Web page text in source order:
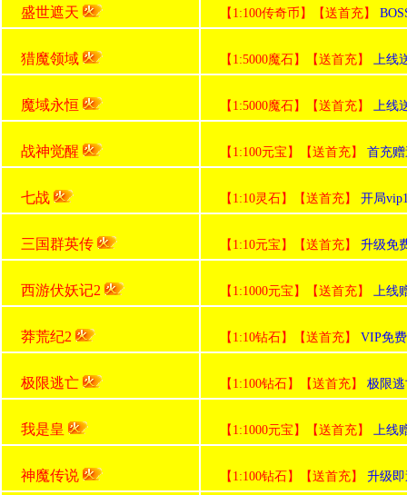
盛世遮天 【1:100传奇币】【送首充】
猎魔领域 【1:5000魔石】【送首充】 上线
魔域永恒 【1:5000魔石】【送首充】 上线
战神觉醒 【1:100元宝】【送首充】 首充
七战 【1:10灵石】【送首充】 开局
三国群英传 【1:10元宝】【送首充】 升级免
西游伏妖记2 【1:1000元宝】【送首充】 上线
莽荒纪2 【1:10钻石】【送首充】 VIP免
极限逃亡 【1:100钻石】【送首充】 极限
我是皇 【1:1000元宝】【送首充】 上线
神魔传说 【1:100钻石】【送首充】 升级